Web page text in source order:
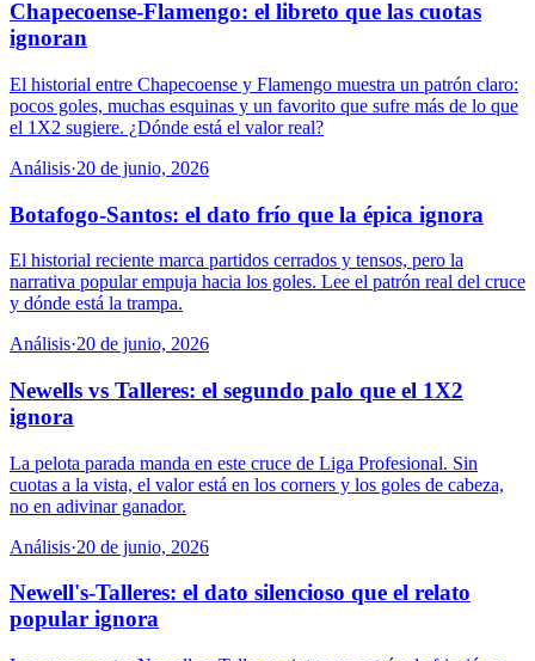
Chapecoense-Flamengo: el libreto que las cuotas
ignoran
El historial entre Chapecoense y Flamengo muestra un patrón claro:
pocos goles, muchas esquinas y un favorito que sufre más de lo que
el 1X2 sugiere. ¿Dónde está el valor real?
Análisis·20 de junio, 2026
Botafogo-Santos: el dato frío que la épica ignora
El historial reciente marca partidos cerrados y tensos, pero la
narrativa popular empuja hacia los goles. Lee el patrón real del cruce
y dónde está la trampa.
Análisis·20 de junio, 2026
Newells vs Talleres: el segundo palo que el 1X2
ignora
La pelota parada manda en este cruce de Liga Profesional. Sin
cuotas a la vista, el valor está en los corners y los goles de cabeza,
no en adivinar ganador.
Análisis·20 de junio, 2026
Newell's-Talleres: el dato silencioso que el relato
popular ignora